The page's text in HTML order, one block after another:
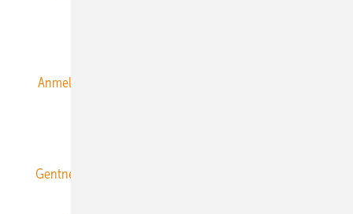
Anmeldung & Registrierung
Gentner Energy Media